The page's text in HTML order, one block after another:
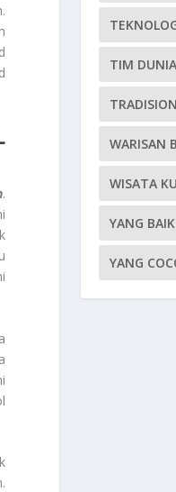
.
TIM DUNIA
WARISAN
WISATA
YANG BAIK
YANG